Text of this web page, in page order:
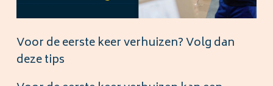
Voor de eerste keer verhuizen? Volg dan
deze tips